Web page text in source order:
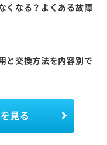
くなる？よくある故障
と交換方法を内容別で
見る